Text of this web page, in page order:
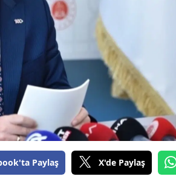
Paylaş X'de Paylaş